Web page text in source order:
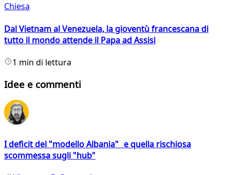
Chiesa
Dal Vietnam al Venezuela, la gioventù francescana di
tutto il mondo attende il Papa ad Assisi
1 min di lettura
Idee e commenti
I deficit del "modello Albania" e quella rischiosa
scommessa sugli "hub"